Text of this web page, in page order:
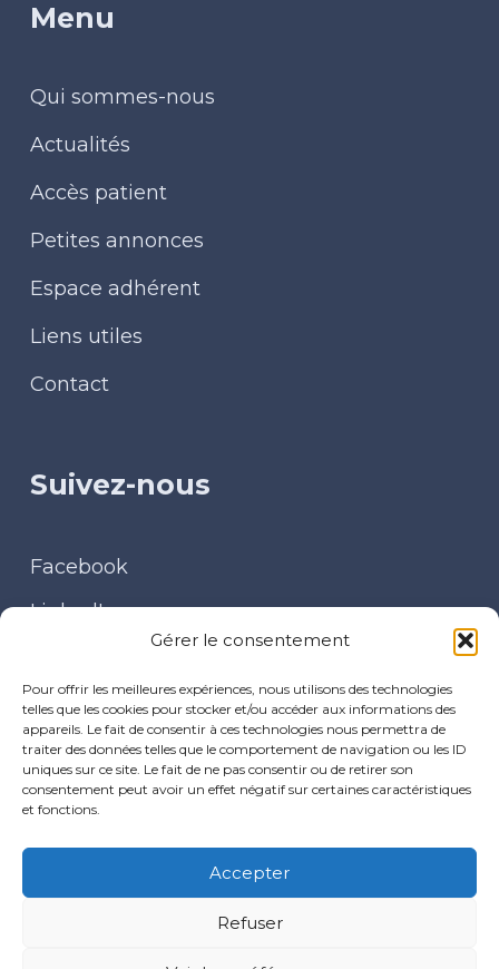
Gérer le consentement
Pour offrir les meilleures expériences, nous utilisons des technologies
telles que les cookies pour stocker et/ou accéder aux informations des
appareils. Le fait de consentir à ces technologies nous permettra de
traiter des données telles que le comportement de navigation ou les ID
uniques sur ce site. Le fait de ne pas consentir ou de retirer son
consentement peut avoir un effet négatif sur certaines caractéristiques
et fonctions.
Accepter
Refuser
Menu
Qui sommes-nous
Actualités
Accès patient
Petites annonces
Espace adhérent
Liens utiles
Contact
Suivez-nous
Facebook
LinkedIn
Contact
30 place du Baty – 08170 FUMAY
cpts.arm@gmail.com
Politiques de confidentialité